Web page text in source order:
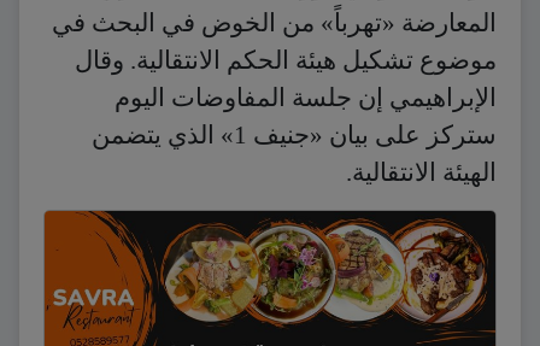
المعارضة «تهرباً» من الخوض في البحث في
موضوع تشكيل هيئة الحكم الانتقالية. وقال
الإبراهيمي إن جلسة المفاوضات اليوم
ستركز على بيان «جنيف 1» الذي يتضمن
الهيئة الانتقالية.